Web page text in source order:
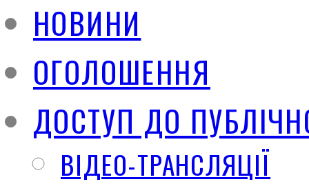
НОВИНИ
ОГОЛОШЕННЯ
ДОСТУП ДО
ВІДЕО-ТРАНСЛЯЦІЇ